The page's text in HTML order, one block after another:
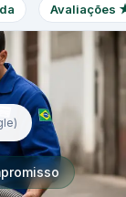
Avaliações